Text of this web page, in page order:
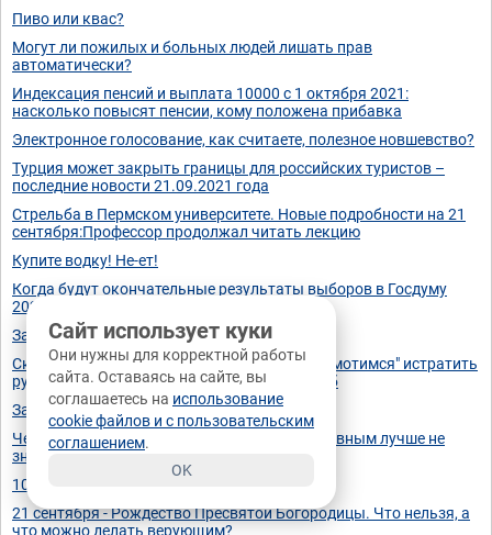
Пиво или квас?
Могут ли пожилых и больных людей лишать прав
автоматически?
Индексация пенсий и выплата 10000 с 1 октября 2021:
насколько повысят пенсии, кому положена прибавка
Электронное голосование, как считаете, полезное новшевство?
Турция может закрыть границы для российских туристов –
последние новости 21.09.2021 года
Стрельба в Пермском университете. Новые подробности на 21
сентября:Профессор продолжал читать лекцию
Купите водку! Не-ет!
Когда будут окончательные результаты выборов в Госдуму
2021: дата публикации итогов голосования
Закон Тяготения
Сколько стоит наша свобода? Отчего мы "жмотимся" истратить
рубль на полезное и выбрасываем гораздо б
Закон тяготения
Чем кормят наших детей в школах: слабонервным лучше не
знать
10 тысяч каждому...
21 сентября - Рождество Пресвятой Богородицы. Что нельзя, а
что можно делать верующим?
Сайт использует куки
Они нужны для корректной работы
сайта. Оставаясь на сайте, вы
соглашаетесь на использование
cookie файлов и с пользовательским
соглашением.
OK